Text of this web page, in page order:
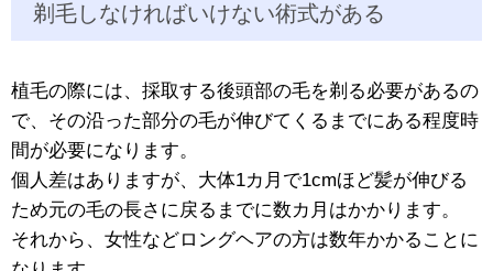
剃毛しなければいけない術式がある
植毛の際には、採取する後頭部の毛を剃る必要があるの
で、その沿った部分の毛が伸びてくるまでにある程度時
間が必要になります。
個人差はありますが、大体1カ月で1cmほど髪が伸びる
ため元の毛の長さに戻るまでに数カ月はかかります。
それから、女性などロングヘアの方は数年かかることに